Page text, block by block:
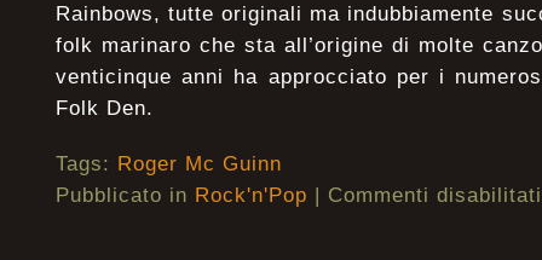
Rainbows, tutte originali ma indubbiamente
folk marinaro che sta all’origine di molte
venticinque anni ha approcciato per i
Folk Den.
Tags: Roger Mc Guinn
Pubblicato in Rock'n'Pop | Commenti disabilitati